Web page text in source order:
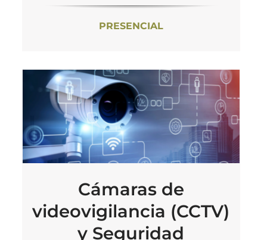
PRESENCIAL
Cámaras de
videovigilancia (CCTV)
y Seguridad